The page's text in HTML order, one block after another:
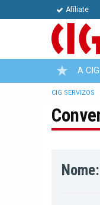
Afíliate
A
CIG SERVIZOS